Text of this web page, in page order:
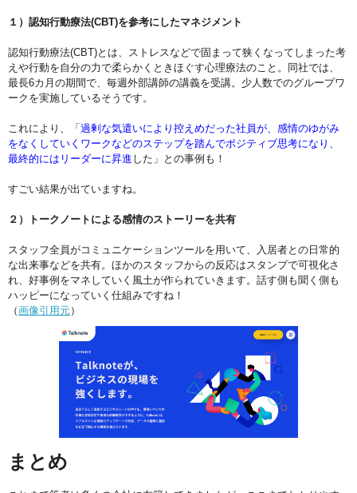
１）認知行動療法(CBT)を参考にしたマネジメント
認知行動療法(CBT)とは、ストレスなどで固まって狭くなってしまった考
えや行動を自分の力で柔らかくときほぐす心理療法のこと。同社では、
最長6カ月の期間で、毎週外部講師の講義を受講。少人数でのグループワ
ークを実施しているそうです。
これにより、「過剰な気遣いにより控えめだった社員が、感情のゆがみ
をなくしていくワークなどのステップを踏んでポジティブ思考になり、
最終的にはリーダーに昇進 した」との事例も！
すごい結果が出ていますね。
２）トークノートによる感情のストーリーを共有
スタッフ全員がコミュニケーションツールを用いて、入居者との日常的
な出来事などを共有。ほかのスタッフからの反応はスタンプで可視化さ
れ、好事例をマネしていく風土が作られていきます。話す側も聞く側も
ハッピーになっていく仕組みですね！
（画像引用元）
まとめ